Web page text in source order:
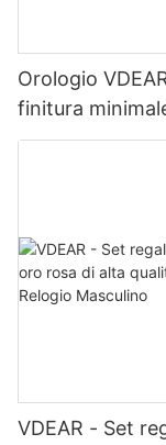
Orologio
finitura
in acciaio
VDEAR - Set